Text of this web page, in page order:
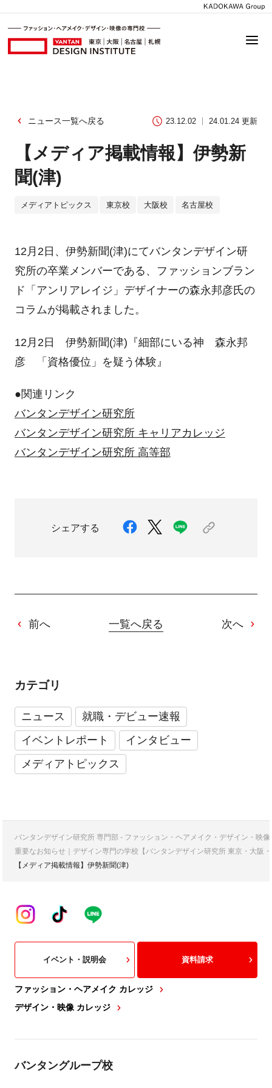
ニュース一覧へ戻る 23.12.02 24.01.24 更新
【メディア掲載情報】伊勢新
聞(津)
メディアトピックス 東京校 大阪校 名古屋校
12月2日、伊勢新聞(津)にてバンタンデザイン研
究所の卒業メンバーである、ファッションブラン
ド「アンリアレイジ」デザイナーの森永邦彦氏の
コラムが掲載されました。
12月2日 伊勢新聞(津)『細部にいる神 森永邦
彦 「資格優位」を疑う体験』
●関連リンク
バンタンデザイン研究所
バンタンデザイン研究所 キャリアカレッジ
バンタンデザイン研究所 高等部
シェアする
前へ 一覧へ戻る 次へ
カテゴリ
ニュース
就職・デビュー速報
イベントレポート
インタビュー
メディアトピックス
バンタンデザイン研究所 専門部 - ファッション・ヘアメイク・デザイン・映
重要なお知らせ｜デザイン専門の学校【バンタンデザイン研究所 東京・大阪
【メディア掲載情報】伊勢新聞(津)
ファッション・ヘアメイク カレッジ
デザイン・映像 カレッジ
イベント・説明会 資料請求
バンタングループ校